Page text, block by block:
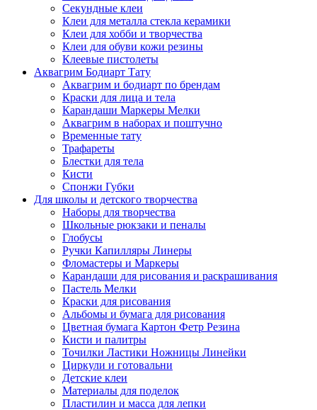
Секундные клеи
Клеи для металла стекла керамики
Клеи для хобби и творчества
Клеи для обуви кожи резины
Клеевые пистолеты
Аквагрим Бодиарт Тату
Аквагрим и бодиарт по брендам
Краски для лица и тела
Карандаши Маркеры Мелки
Аквагрим в наборах и поштучно
Временные тату
Трафареты
Блестки для тела
Кисти
Спонжи Губки
Для школы и детского творчества
Наборы для творчества
Школьные рюкзаки и пеналы
Глобусы
Ручки Капилляры Линеры
Фломастеры и Маркеры
Карандаши для рисования и раскрашивания
Пастель Мелки
Краски для рисования
Альбомы и бумага для рисования
Цветная бумага Картон Фетр Резина
Кисти и палитры
Точилки Ластики Ножницы Линейки
Циркули и готовальни
Детские клеи
Материалы для поделок
Пластилин и масса для лепки